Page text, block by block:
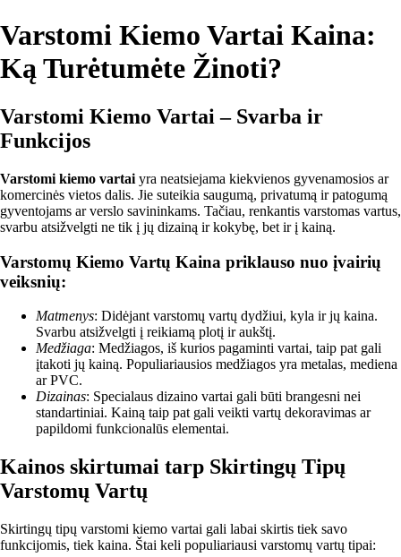
Varstomi Kiemo Vartai Kaina:
Ką Turėtumėte Žinoti?
Varstomi Kiemo Vartai – Svarba ir
Funkcijos
Varstomi kiemo vartai yra neatsiejama kiekvienos gyvenamosios ar
komercinės vietos dalis. Jie suteikia saugumą, privatumą ir patogumą
gyventojams ar verslo savininkams. Tačiau, renkantis varstomas vartus,
svarbu atsižvelgti ne tik į jų dizainą ir kokybę, bet ir į kainą.
Varstomų Kiemo Vartų Kaina priklauso nuo įvairių
veiksnių:
Matmenys: Didėjant varstomų vartų dydžiui, kyla ir jų kaina.
Svarbu atsižvelgti į reikiamą plotį ir aukštį.
Medžiaga: Medžiagos, iš kurios pagaminti vartai, taip pat gali
įtakoti jų kainą. Populiariausios medžiagos yra metalas, mediena
ar PVC.
Dizainas: Specialaus dizaino vartai gali būti brangesni nei
standartiniai. Kainą taip pat gali veikti vartų dekoravimas ar
papildomi funkcionalūs elementai.
Kainos skirtumai tarp Skirtingų Tipų
Varstomų Vartų
Skirtingų tipų varstomi kiemo vartai gali labai skirtis tiek savo
funkcijomis, tiek kaina. Štai keli populiariausi varstomų vartų tipai: